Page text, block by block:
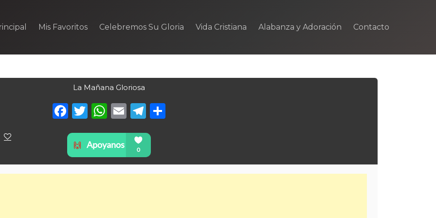
Mis Favoritos Celebremos Su Gloria Vida Cristiana Alabanza y Adoración Contacto
La Mañana Gloriosa
Facebook
Twitter
WhatsApp
EmailTelegram